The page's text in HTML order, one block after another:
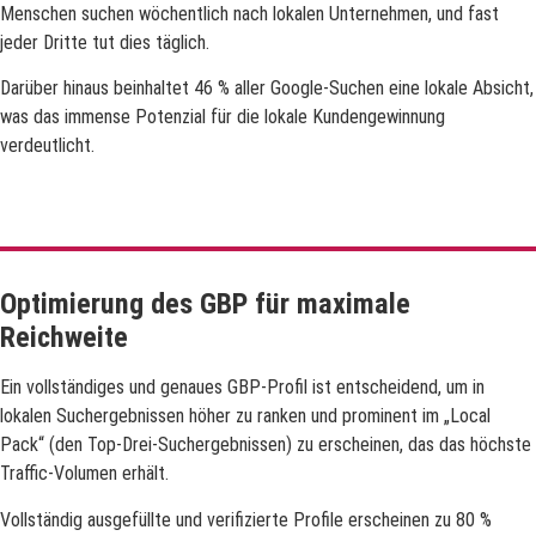
Menschen suchen wöchentlich nach lokalen Unternehmen, und fast
jeder Dritte tut dies täglich.
Darüber hinaus beinhaltet 46 % aller Google-Suchen eine lokale Absicht,
was das immense Potenzial für die lokale Kundengewinnung
verdeutlicht.
Optimierung des GBP für maximale
Reichweite
Ein vollständiges und genaues GBP-Profil ist entscheidend, um in
lokalen Suchergebnissen höher zu ranken und prominent im „Local
Pack“ (den Top-Drei-Suchergebnissen) zu erscheinen, das das höchste
Traffic-Volumen erhält.
Vollständig ausgefüllte und verifizierte Profile erscheinen zu 80 %